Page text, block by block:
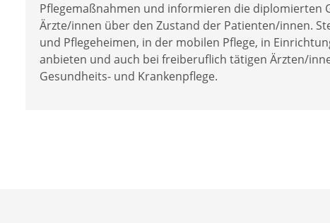
Pflegemaßnahmen und informieren die diplomierten
Ärzte/innen über den Zustand der Patienten/innen.
und Pflegeheimen, in der mobilen Pflege, in
anbieten und auch bei freiberuflich tätigen Ärzten/
Gesundheits- und Krankenpflege.